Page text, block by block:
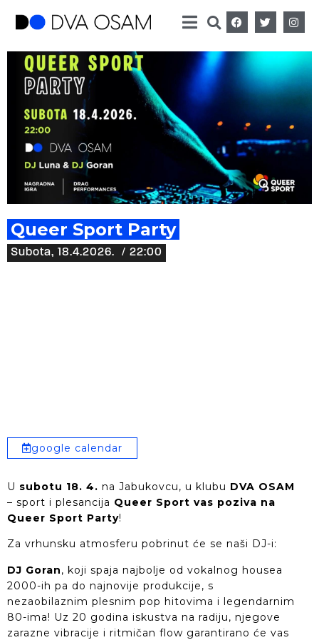
Queer Sport Party
Subota, 18.4.2026. / 22:00
google calendar
U subotu 18. 4. na Jabukovcu, u klubu DVA OSAM
– sport i plesancija Queer Sport vas poziva na
Queer Sport Party!
Za vrhunsku atmosferu pobrinut će se naši DJ-i:
DJ Goran, koji spaja najbolje od vokalnog housea
2000-ih pa do najnovije produkcije, s
nezaobilaznim plesnim pop hitovima i legendarnim
80-ima! Uz 20 godina iskustva na radiju, njegove
zarazne vibracije i ritmičan flow garantirano će vas